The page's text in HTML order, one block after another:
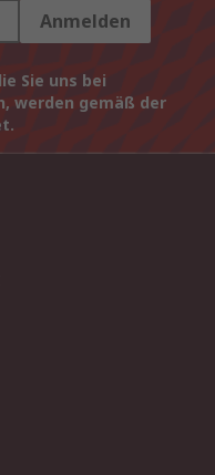
Anmelden
Sie uns bei
werden gemäß der